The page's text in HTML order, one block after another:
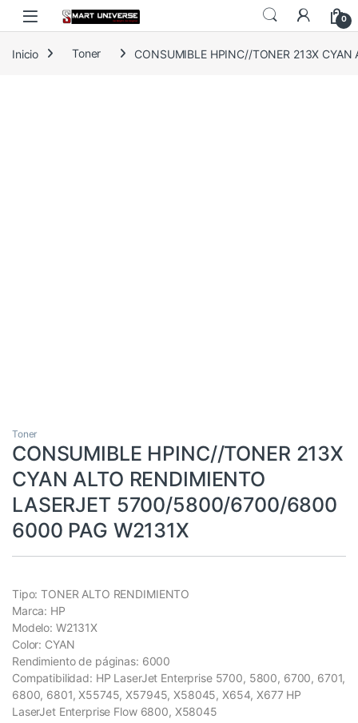
Skip to navigation
Skip to content
0
Inicio Toner CONSUMIBLE HPINC//TONER 213X
Toner
CONSUMIBLE HPINC//TONER 213X
CYAN ALTO RENDIMIENTO
LASERJET 5700/5800/6700/6800
6000 PAG W2131X
Tipo: TONER ALTO RENDIMIENTO
Marca: HP
Modelo: W2131X
Color: CYAN
Rendimiento de páginas: 6000
Compatibilidad: HP LaserJet Enterprise 5700, 5800, 6700, 6701,
6800, 6801, X55745, X57945, X58045, X654, X677 HP
LaserJet Enterprise Flow 6800, X58045